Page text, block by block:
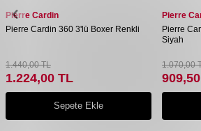
Pierre Cardin
Pierre Cardin 360 3'lü Boxer Renkli
1.440,00TL
1.224,00 TL
Sepete Ekle
Pierre
Pierre
Siyah
1.070,00
909,50